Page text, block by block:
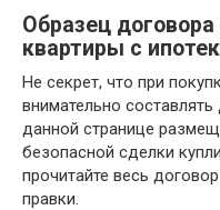
Образец
квартиры с
Не секрет, что при
внимательно
данной странице
безопасной сделки
прочитайте весь
правки.